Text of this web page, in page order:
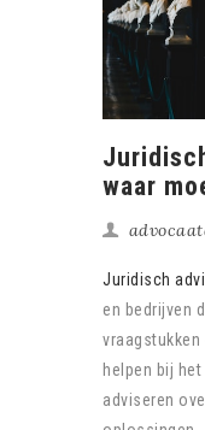
waar
Juridisch
en bedrijven
helpen bij
adviseren